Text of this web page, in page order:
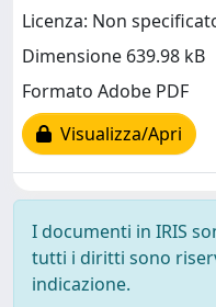
Licenza: Non
Dimensione 639.98 kB
Formato Adobe PDF
Visualizza/Apri
I documenti in IRIS
tutti i diritti sono
indicazione.